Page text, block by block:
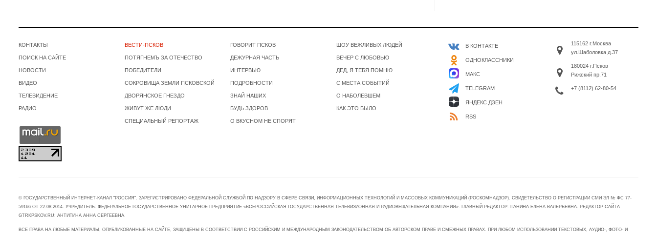
КОНТАКТЫ
ПОИСК НА САЙТЕ
НОВОСТИ
ВИДЕО
ТЕЛЕВИДЕНИЕ
РАДИО
ВЕСТИ-ПСКОВ
ПОТЯГНЕМЪ ЗА ОТЕЧЕСТВО
ПОБЕДИТЕЛИ
СОКРОВИЩА ЗЕМЛИ ПСКОВСКОЙ
ДВОРЯНСКОЕ ГНЕЗДО
ЖИВУТ ЖЕ ЛЮДИ
СПЕЦИАЛЬНЫЙ РЕПОРТАЖ
ГОВОРИТ ПСКОВ
ДЕЖУРНАЯ ЧАСТЬ
ИНТЕРВЬЮ
ПОДРОБНОСТИ
ЗНАЙ НАШИХ
БУДЬ ЗДОРОВ
О ВКУСНОМ НЕ СПОРЯТ
ШОУ ВЕЖЛИВЫХ ЛЮДЕЙ
ВЕЧЕР С ЛЮБОВЬЮ
ДЕД, Я ТЕБЯ ПОМНЮ
С МЕСТА СОБЫТИЙ
О НАБОЛЕВШЕМ
КАК ЭТО БЫЛО
В КОНТАКТЕ
ОДНОКЛАССНИКИ
МАКС
TELEGRAM
ЯНДЕКС ДЗЕН
RSS
115162 г.Москва
ул.Шаболовка д.37
180024 г.Псков
Рижский пр.71
+7 (8112) 62-80-54
© ГОСУДАРСТВЕННЫЙ ИНТЕРНЕТ-КАНАЛ "РОССИЯ". ЗАРЕГИСТРИРОВАНО ФЕДЕРАЛЬНОЙ СЛУЖБОЙ ПО НАДЗОРУ В СФЕРЕ СВЯЗИ, ИНФОРМАЦИОННЫХ ТЕХНОЛОГИЙ И МАССОВЫХ КОММУНИКАЦИЙ (РОСКОМНАДЗОР). СВИДЕТЕЛЬСТВО О РЕГИСТРАЦИИ СМИ ЭЛ № ФС 77-
59166 ОТ 22.08.2014. УЧРЕДИТЕЛЬ: ФЕДЕРАЛЬНОЕ ГОСУДАРСТВЕННОЕ УНИТАРНОЕ ПРЕДПРИЯТИЕ «ВСЕРОССИЙСКАЯ ГОСУДАРСТВЕННАЯ ТЕЛЕВИЗИОННАЯ И РАДИОВЕЩАТЕЛЬНАЯ КОМПАНИЯ». ГЛАВНЫЙ РЕДАКТОР: ПАНИНА ЕЛЕНА ВАЛЕРЬЕВНА. РЕДАКТОР САЙТА
GTRKPSKOV.RU: АНТИПИНА АННА СЕРГЕЕВНА.
ВСЕ ПРАВА НА ЛЮБЫЕ МАТЕРИАЛЫ, ОПУБЛИКОВАННЫЕ НА САЙТЕ, ЗАЩИЩЕНЫ В СООТВЕТСТВИИ С РОССИЙСКИМ И МЕЖДУНАРОДНЫМ ЗАКОНОДАТЕЛЬСТВОМ ОБ АВТОРСКОМ ПРАВЕ И СМЕЖНЫХ ПРАВАХ. ПРИ ЛЮБОМ ИСПОЛЬЗОВАНИИ ТЕКСТОВЫХ, АУДИО-, ФОТО- И